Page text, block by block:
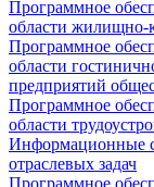
Программное
области жилищно-
Программное
области
предприятий
Программное
области
Информационные
отраслевых задач
Программное